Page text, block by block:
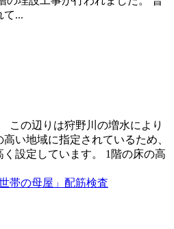
て...
この辺りは狩野川の増水により
い地域に指定されているため、
設定しています。 1階の床の高